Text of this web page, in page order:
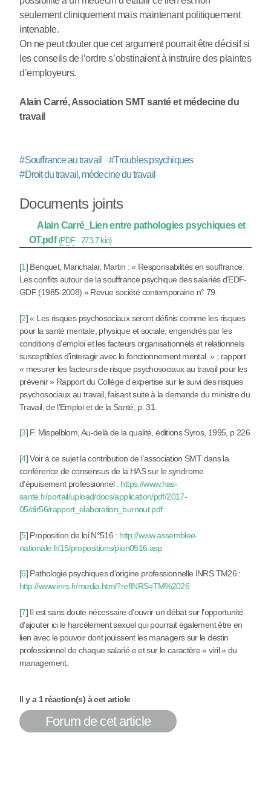
seulement cliniquement mais maintenant politiquement
intenable.
On ne peut douter que cet argument pourrait être décisif si
les conseils de l’ordre s’obstinaient à instruire des plaintes
d’employeurs.
Alain Carré, Association SMT santé et médecine du
travail
#Souffrance au travail #Troubles psychiques
#Droit du travail, médecine du travail
Documents joints
Alain Carré_Lien entre pathologies psychiques et
OT.pdf (PDF- 273.7 kio)
[1] Benquet, Marichalar, Martin : « Responsabilités en souffrance.
Les conflits autour de la souffrance psychique des salariés d’EDF-
GDF (1985-2008) » Revue société contemporaine n° 79.
[2]« Les risques psychosociaux seront définis comme les risques
pour la santé mentale, physique et sociale, engendrés par les
conditions d’emploi et les facteurs organisationnels et relationnels
susceptibles d’interagir avec le fonctionnement mental. » ; rapport
« mesurer les facteurs de risque psychosociaux au travail pour les
prévenir » Rapport du Collège d’expertise sur le suivi des risques
psychosociaux au travail, faisant suite à la demande du ministre du
Travail, de l’Emploi et de la Santé, p. 31.
[3] F. Mispelblom, Au-delà de la qualité, éditions Syros, 1995, p 226
[4]Voir à ce sujet la contribution de l’association SMT dans la
conférence de consensus de la HAS sur le syndrome
d’épuisement professionnel : https://www.has-
sante.fr/portail/upload/docs/application/pdf/2017-
05/dir56/rapport_elaboration_burnout.pdf
[5] Proposition de loi N°516 : http://www.assemblee-
nationale.fr/15/propositions/pion0516.asp
[6] Pathologie psychiques d’origine professionnelle INRS TM26 :
http://www.inrs.fr/media.html?refINRS=TM%2026
[7] Il est sans doute nécessaire d’ouvrir un débat sur l’opportunité
d’ajouter ici le harcèlement sexuel qui pourrait également être en
lien avec le pouvoir dont jouissent les managers sur le destin
professionnel de chaque salarié.e et sur le caractère « viril » du
management.
Il y a 1 réaction(s) à cet article
Forum de cet article